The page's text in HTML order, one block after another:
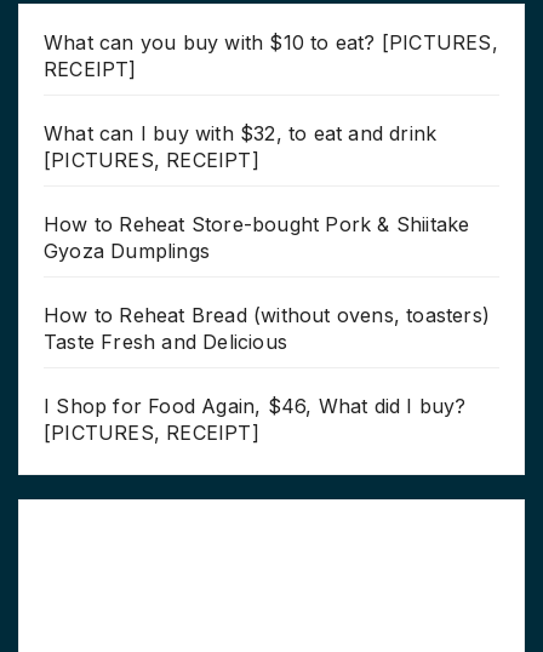
What can you buy with $10 to eat? [PICTURES,
RECEIPT]
What can I buy with $32, to eat and drink
[PICTURES, RECEIPT]
How to Reheat Store-bought Pork & Shiitake
Gyoza Dumplings
How to Reheat Bread (without ovens, toasters)
Taste Fresh and Delicious
I Shop for Food Again, $46, What did I buy?
[PICTURES, RECEIPT]